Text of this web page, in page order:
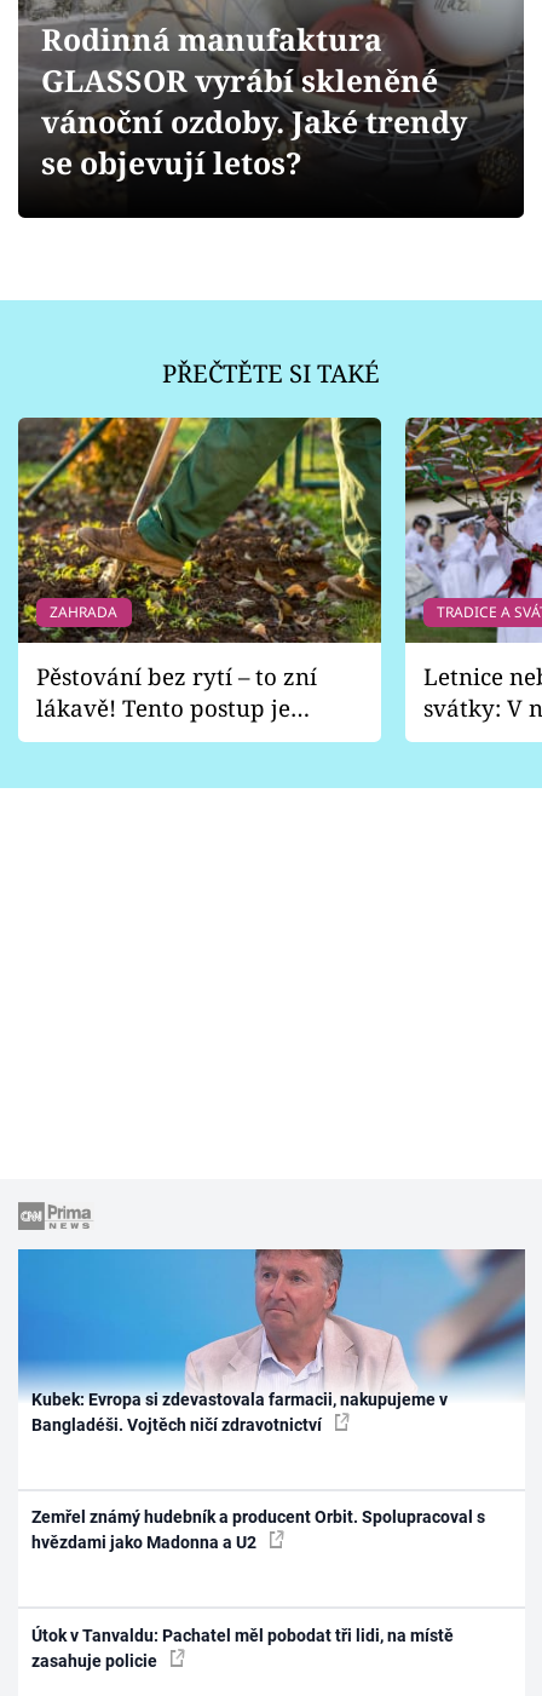
Přihlášení
Sledujte nás
Rodinná manufaktura
GLASSOR vyrábí skleněné
vánoční ozdoby. Jaké trendy
se objevují letos?
PŘEČTĚTE SI TAKÉ
ZAHRADA
Pěstování bez rytí – to zní
lákavě! Tento postup je
vhodný jen pro některé
TRADICE A
Letnice
svátky: V
pondělí
Kubek: Evropa si zdevastovala farmacii, nakupujeme v
Bangladéši. Vojtěch ničí zdravotnictví
Zemřel známý hudebník a producent Orbit. Spolupracoval s
hvězdami jako Madonna a U2
Útok v Tanvaldu: Pachatel měl pobodat tři lidi, na místě
zasahuje policie